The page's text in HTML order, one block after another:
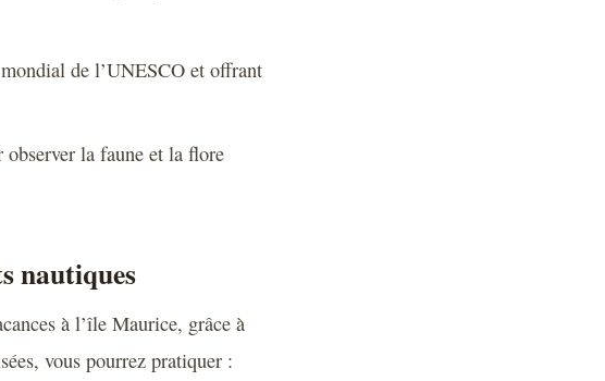
de l’UNESCO et offrant
observer la faune et la flore
nautiques
à l’île Maurice, grâce à
vous pourrez pratiquer :